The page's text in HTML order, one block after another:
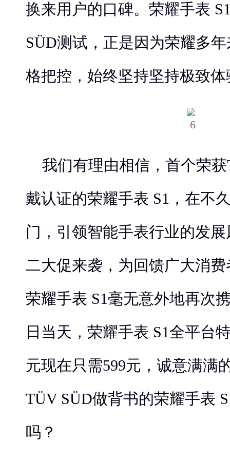
换来用户的口碑。荣耀手表
SÜD测试，正是因为荣耀多
格把控，始终坚持坚持极致
我们有理由相信，首个荣
戴认证的荣耀手表 S1，在不
门，引领智能手表行业的发
二大促来袭，为回馈广大消
荣耀手表 S1毫无意外地再次
日当天，荣耀手表 S1全平台
元现在只需599元，诚意满满
TÜV SÜD做背书的荣耀手表
吗？